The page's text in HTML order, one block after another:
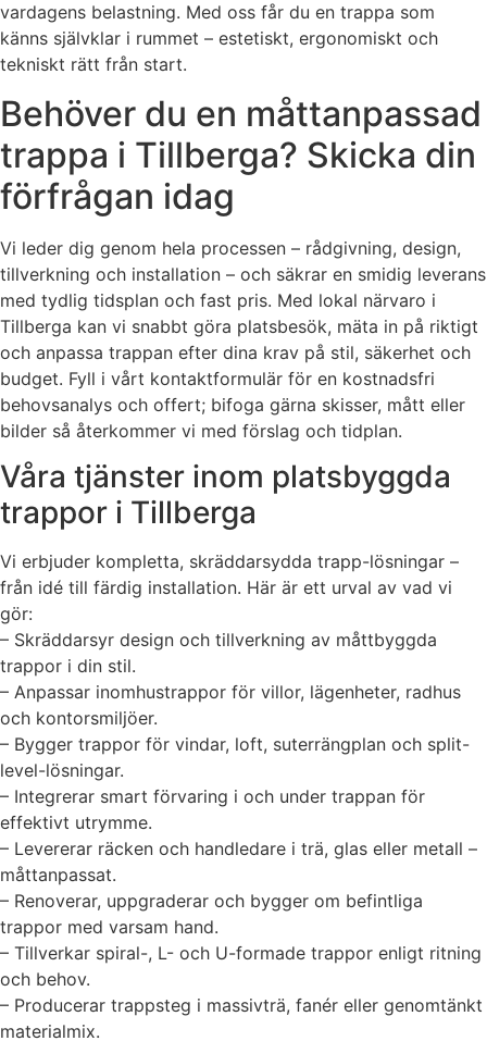
vardagens belastning. Med oss får du en trappa som
känns självklar i rummet – estetiskt, ergonomiskt och
tekniskt rätt från start.
Behöver du en måttanpassad
trappa i Tillberga? Skicka din
förfrågan idag
Vi leder dig genom hela processen – rådgivning, design,
tillverkning och installation – och säkrar en smidig leverans
med tydlig tidsplan och fast pris. Med lokal närvaro i
Tillberga kan vi snabbt göra platsbesök, mäta in på riktigt
och anpassa trappan efter dina krav på stil, säkerhet och
budget. Fyll i vårt kontaktformulär för en kostnadsfri
behovsanalys och offert; bifoga gärna skisser, mått eller
bilder så återkommer vi med förslag och tidplan.
Våra tjänster inom platsbyggda
trappor i Tillberga
Vi erbjuder kompletta, skräddarsydda trapp-lösningar –
från idé till färdig installation. Här är ett urval av vad vi
gör:
– Skräddarsyr design och tillverkning av måttbyggda
trappor i din stil.
– Anpassar inomhustrappor för villor, lägenheter, radhus
och kontorsmiljöer.
– Bygger trappor för vindar, loft, suterrängplan och split-
level-lösningar.
– Integrerar smart förvaring i och under trappan för
effektivt utrymme.
– Levererar räcken och handledare i trä, glas eller metall –
måttanpassat.
– Renoverar, uppgraderar och bygger om befintliga
trappor med varsam hand.
– Tillverkar spiral-, L- och U-formade trappor enligt ritning
och behov.
– Producerar trappsteg i massivträ, fanér eller genomtänkt
materialmix.